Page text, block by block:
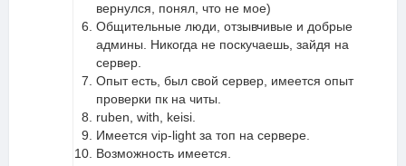
вернулся, понял, что не мое)
Общительные люди, отзывчивые и добрые
админы. Никогда не поскучаешь, зайдя на
сервер.
Опыт есть, был свой сервер, имеется опыт
проверки пк на читы.
ruben, with, keisi.
Имеется vip-light за топ на сервере.
Возможность имеется.